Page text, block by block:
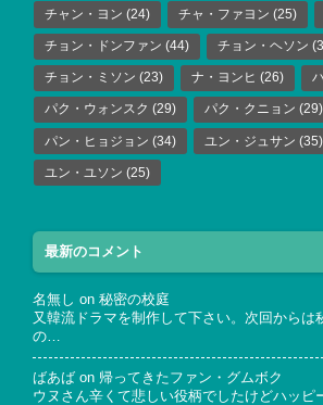
チャン・ヨン (24) チャ・ファヨン (25)
チョン・ドンファン (44) チョン・ヘソン
チョン・ミソン (23) ナ・ヨンヒ (26)
パク・ウォンスク (29) パク・クニョン (29)
パン・ヒョジョン (34) ユン・ジュサン (35)
ユン・ユソン (25)
最新のコメント
名無し on 秘密の校庭
又韓流ドラマを制作して下さい。次回からは
の…
ばあば on 帰ってきたファン・グムボク
ウヌさん辛くて悲しい役柄でしたけどハッピ